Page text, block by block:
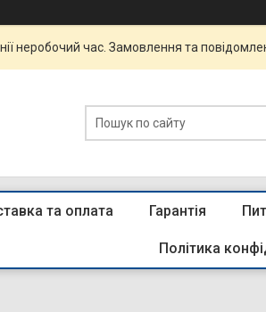
неробочий час. Замовлення та
та оплата Гарантія
Політика